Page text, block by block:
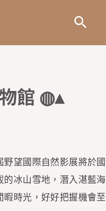
搜
尋
館 ◍▴
望國際自然影展將於國
冰山雪地，潛入湛藍海
時光，好好把握機會至